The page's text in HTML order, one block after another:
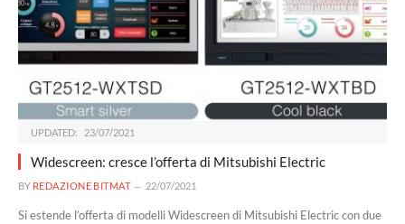
UPDATED: 23/07/2021
Widescreen: cresce l’offerta di Mitsubishi Electric
BY REDAZIONE BITMAT 22/07/2021
Si estende l’offerta di modelli Widescreen di Mitsubishi Electric con due